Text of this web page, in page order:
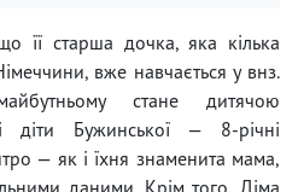
її старша дочка, яка кілька
вже навчається у внз.
стане дитячою
діти Бужинської — 8-річні
— як і їхня знаменита мама,
даними. Крім того, Діма